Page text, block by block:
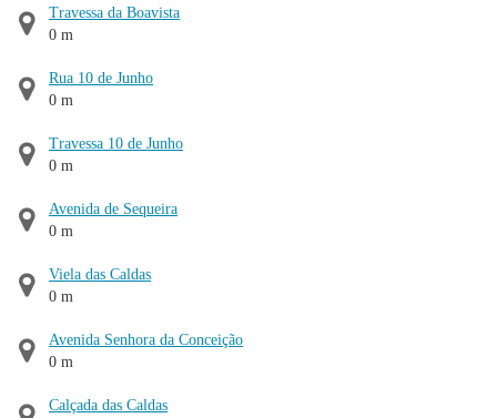
Travessa da Boavista
0 m
Rua 10 de Junho
0 m
Travessa 10 de Junho
0 m
Avenida de Sequeira
0 m
Viela das Caldas
0 m
Avenida Senhora da Conceição
0 m
Calçada das Caldas